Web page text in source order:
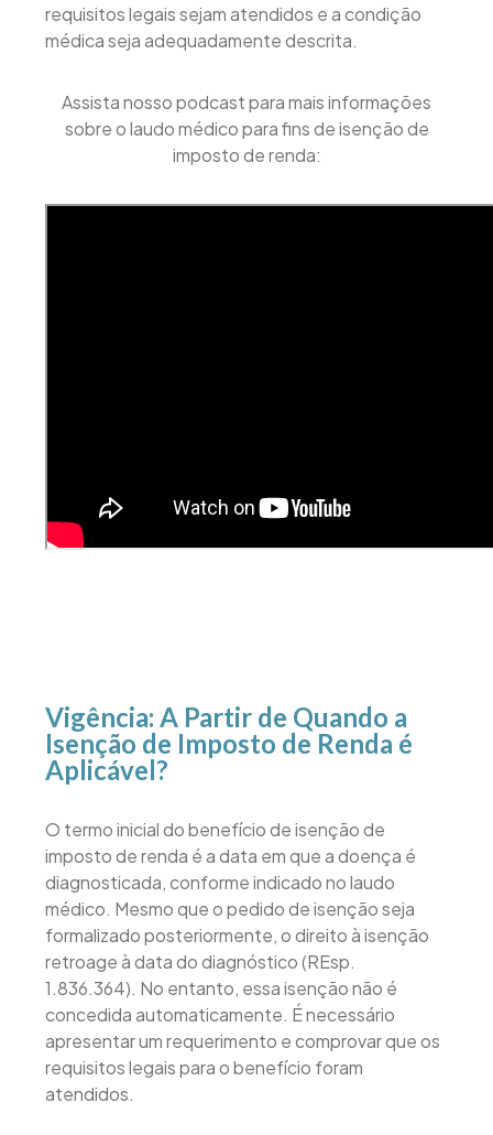
requisitos legais sejam atendidos e a condição
médica seja adequadamente descrita.
Assista nosso podcast para mais informações
sobre o laudo médico para fins de isenção de
imposto de renda:
Vigência: A Partir de Quando a
Isenção de Imposto de Renda é
Aplicável?
O termo inicial do benefício de isenção de
imposto de renda é a data em que a doença é
diagnosticada, conforme indicado no laudo
médico. Mesmo que o pedido de isenção seja
formalizado posteriormente, o direito à isenção
retroage à data do diagnóstico (REsp.
1.836.364). No entanto, essa isenção não é
concedida automaticamente. É necessário
apresentar um requerimento e comprovar que os
requisitos legais para o benefício foram
atendidos.